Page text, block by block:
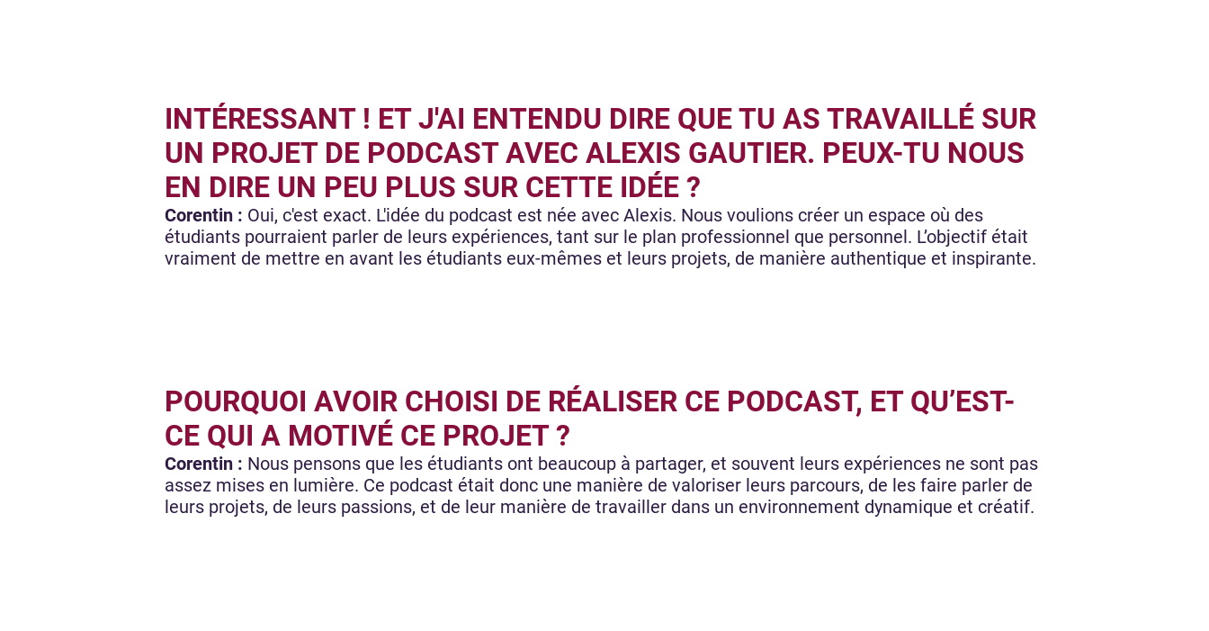
INTÉRESSANT ! ET J'AI ENTENDU DIRE QUE TU AS TRAVAILLÉ SUR
UN PROJET DE PODCAST AVEC ALEXIS GAUTIER. PEUX-TU NOUS
EN DIRE UN PEU PLUS SUR CETTE IDÉE ?
Corentin : Oui, c'est exact. L'idée du podcast est née avec Alexis. Nous voulions créer un espace où des
étudiants pourraient parler de leurs expériences, tant sur le plan professionnel que personnel. L’objectif était
vraiment de mettre en avant les étudiants eux-mêmes et leurs projets, de manière authentique et inspirante.
POURQUOI AVOIR CHOISI DE RÉALISER CE PODCAST, ET QU’EST-
CE QUI A MOTIVÉ CE PROJET ?
Corentin : Nous pensons que les étudiants ont beaucoup à partager, et souvent leurs expériences ne sont pas
assez mises en lumière. Ce podcast était donc une manière de valoriser leurs parcours, de les faire parler de
leurs projets, de leurs passions, et de leur manière de travailler dans un environnement dynamique et créatif.